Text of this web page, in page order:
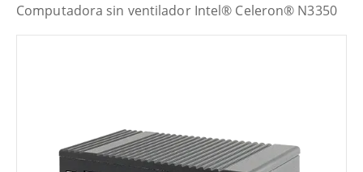
Computadora sin ventilador Intel® Celeron® N3350